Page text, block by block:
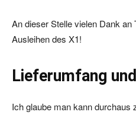
An dieser Stelle vielen Dank an
Ausleihen des X1!
Lieferumfang
Ich glaube man kann durchaus